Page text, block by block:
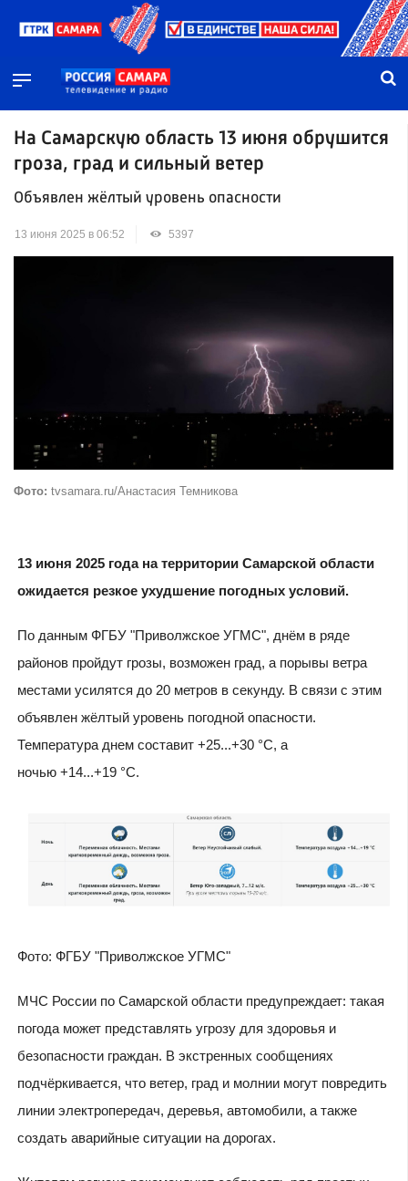
На Самарскую область 13 июня обрушится
гроза, град и сильный ветер
Объявлен жёлтый уровень опасности
13 июня 2025 в 06:52 5397
Фото: tvsamara.ru/Анастасия Темникова
13 июня 2025 года на территории Самарской области
ожидается резкое ухудшение погодных условий.
По данным ФГБУ "Приволжское УГМС", днём в ряде
районов пройдут грозы, возможен град, а порывы ветра
местами усилятся до 20 метров в секунду. В связи с этим
объявлен жёлтый уровень погодной опасности.
Температура днем составит +25...+30 °C, а
ночью +14...+19 °C.
Фото: ФГБУ "Приволжское УГМС"
МЧС России по Самарской области предупреждает: такая
погода может представлять угрозу для здоровья и
безопасности граждан. В экстренных сообщениях
подчёркивается, что ветер, град и молнии могут повредить
линии электропередач, деревья, автомобили, а также
создать аварийные ситуации на дорогах.